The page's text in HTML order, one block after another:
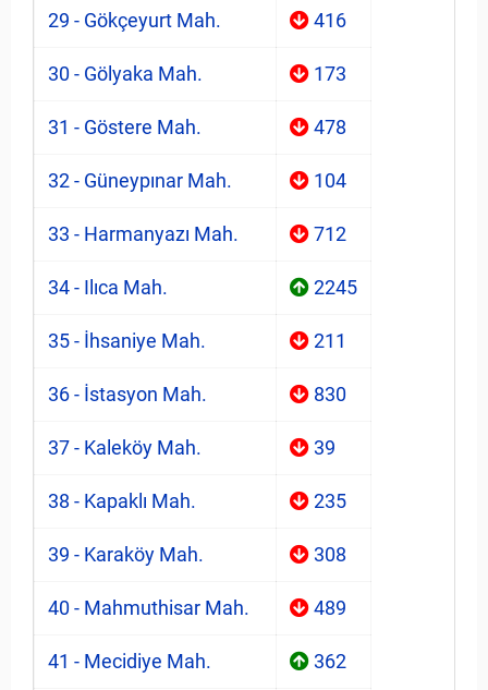
29 - Gökçeyurt Mah. 416
30 - Gölyaka Mah. 173
31 - Göstere Mah. 478
32 - Güneypınar Mah. 104
33 - Harmanyazı Mah. 712
34 - Ilıca Mah. 2245
35 - İhsaniye Mah. 211
36 - İstasyon Mah. 830
37 - Kaleköy Mah. 39
38 - Kapaklı Mah. 235
39 - Karaköy Mah. 308
40 - Mahmuthisar Mah. 489
41 - Mecidiye Mah. 362